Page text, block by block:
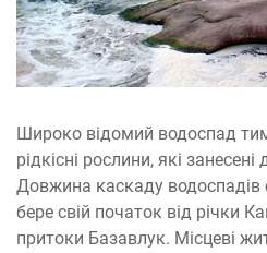
Широко відомий водоспад
рідкісні рослини, які
Довжина каскаду водоспадів
бере свій початок від річки
притоки Базавлук. Місцеві